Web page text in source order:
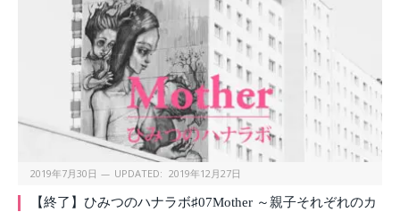
2019年7月30日 UPDATED: 2019年12月27日
【終了】ひみつのハナラボ♯07Mother ～親子それぞれのカ